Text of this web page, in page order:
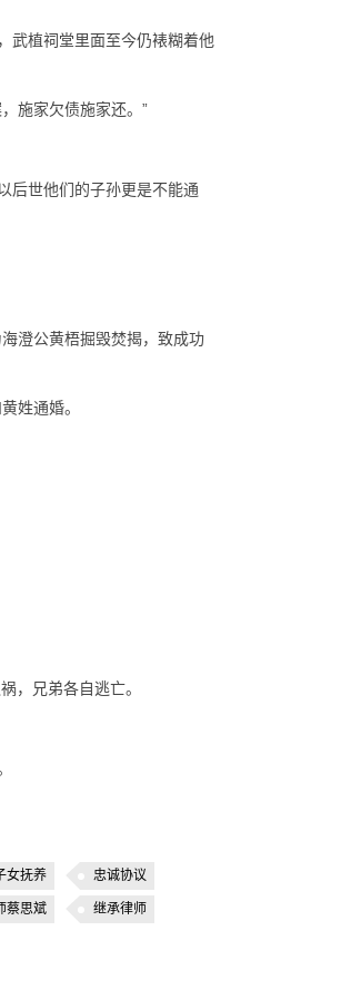
武植祠堂里面至今仍裱糊着他
施家欠债施家还。”
后世他们的子孙更是不能通
澄公黄梧掘毁焚揭，致成功
姓通婚。
，兄弟各自逃亡。
女抚养 忠诚协议
蔡思斌 继承律师